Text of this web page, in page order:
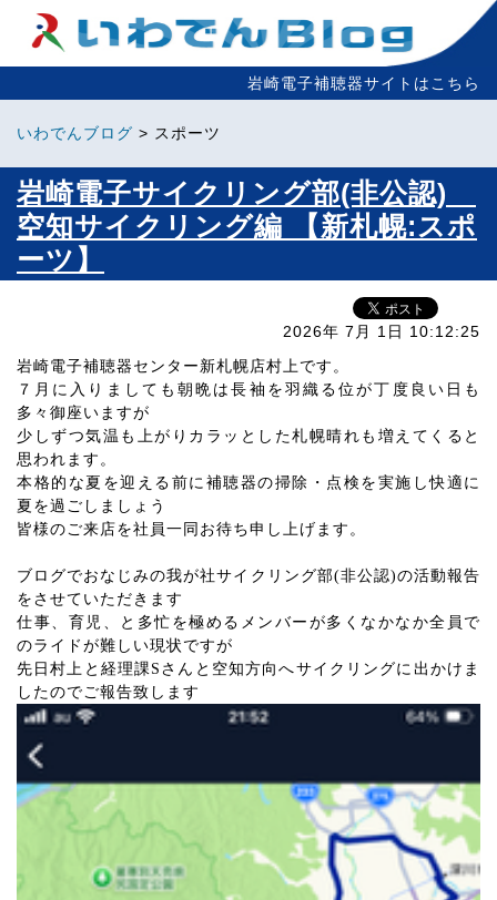
岩崎電子補聴器サイトはこちら
いわでんブログ > スポーツ
岩崎電子サイクリング部(非公認)
空知サイクリング編 【新札幌:スポ
ーツ】
2026年 7月 1日 10:12:25
岩崎電子補聴器センター新札幌店村上です。
７月に入りましても朝晩は長袖を羽織る位が丁度良い日も
多々御座いますが
少しずつ気温も上がりカラッとした札幌晴れも増えてくると
思われます。
本格的な夏を迎える前に補聴器の掃除・点検を実施し快適に
夏を過ごしましょう
皆様のご来店を社員一同お待ち申し上げます。
ブログでおなじみの我が社サイクリング部(非公認)の活動報告
をさせていただきます
仕事、育児、と多忙を極めるメンバーが多くなかなか全員で
のライドが難しい現状ですが
先日村上と経理課Sさんと空知方向へサイクリングに出かけま
したのでご報告致します